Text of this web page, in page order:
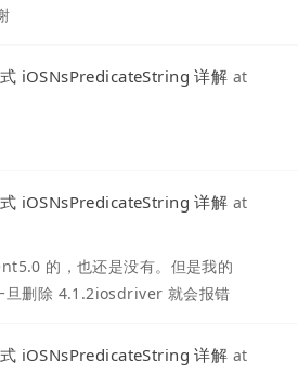
iOSNsPredicateString 详解 at
iOSNsPredicateString 详解 at
的，也还是没有。但是我的
旦删除 4.1.2iosdriver 就会报错
iOSNsPredicateString 详解 at